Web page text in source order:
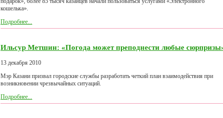
кошелька».
Подробнее...
Ильсур Метшин: «Погода может преподнести любые
13 декабря 2010
Мэр Казани призвал городские службы разработать четкий план взаимодействия при
возникновении чрезвычайных ситуаций.
Подробнее...